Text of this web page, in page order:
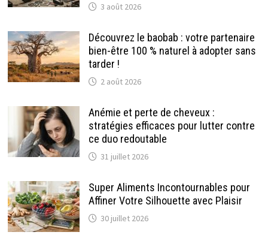
3 août 2026
Découvrez le baobab : votre partenaire
bien-être 100 % naturel à adopter sans
tarder !
2 août 2026
Anémie et perte de cheveux :
stratégies efficaces pour lutter contre
ce duo redoutable
31 juillet 2026
Super Aliments Incontournables pour
Affiner Votre Silhouette avec Plaisir
30 juillet 2026